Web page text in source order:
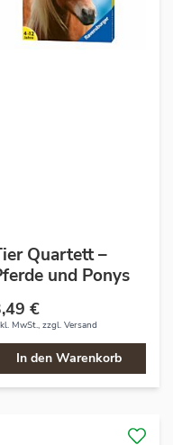
Quartett –
und Ponys
€
MwSt., zzgl. Versand
In den Warenkorb